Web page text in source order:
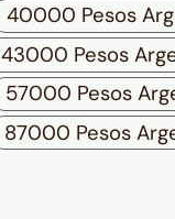
40000 Pesos
43000 Pesos
57000 Pesos
87000 Pesos